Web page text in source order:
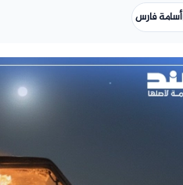
أسامة فارس